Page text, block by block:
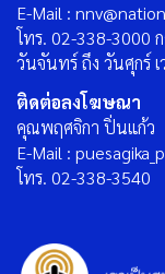
E-Mail :
โทร. 02-338-3000
วันจันทร์ ถึง วันศุกร์
ติดต่อลงโฆษณา
คุณพฤศจิกา ปิ่นแก้ว
E-Mail :
โทร. 02-338-3540